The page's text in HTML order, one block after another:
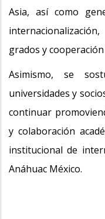
Asia, así como
grados y
Asimismo, se
universidades y
continuar
y colaboración
institucional de
Anáhuac México.